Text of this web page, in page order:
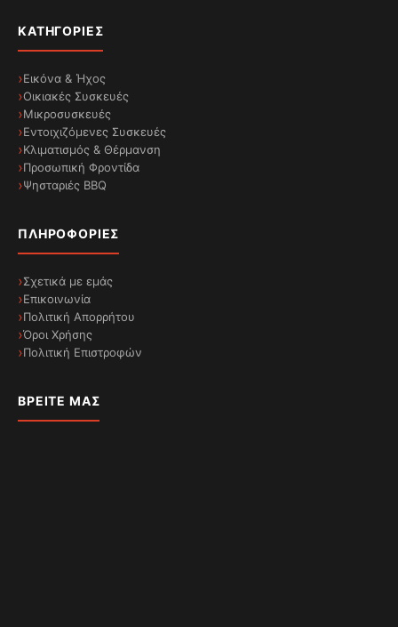
ΚΑΤΗΓΟΡΊΕΣ
Εικόνα & Ήχος
Οικιακές Συσκευές
Μικροσυσκευές
Εντοιχιζόμενες Συσκευές
Κλιματισμός & Θέρμανση
Προσωπική Φροντίδα
Ψησταριές BBQ
ΠΛΗΡΟΦΟΡΊΕΣ
Σχετικά με εμάς
Επικοινωνία
Πολιτική Απορρήτου
Όροι Χρήσης
Πολιτική Επιστροφών
ΒΡΕΊΤΕ ΜΑΣ